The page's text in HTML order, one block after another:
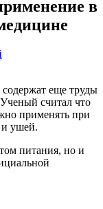
в
содержат еще труды
считал что
применять при
и ушей.
питания, но и